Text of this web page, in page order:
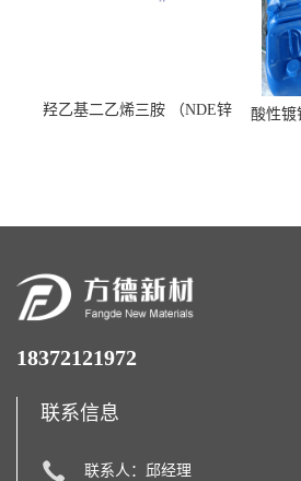
羟乙基二乙烯三胺 （NDE锌
酸性镀
18372121972
联系信息
联系人：邱经理